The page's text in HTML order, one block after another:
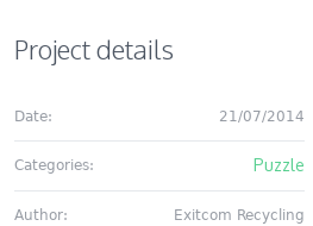
Project details
Date: 21/07/2014
Categories: Puzzle
Author: Exitcom Recycling